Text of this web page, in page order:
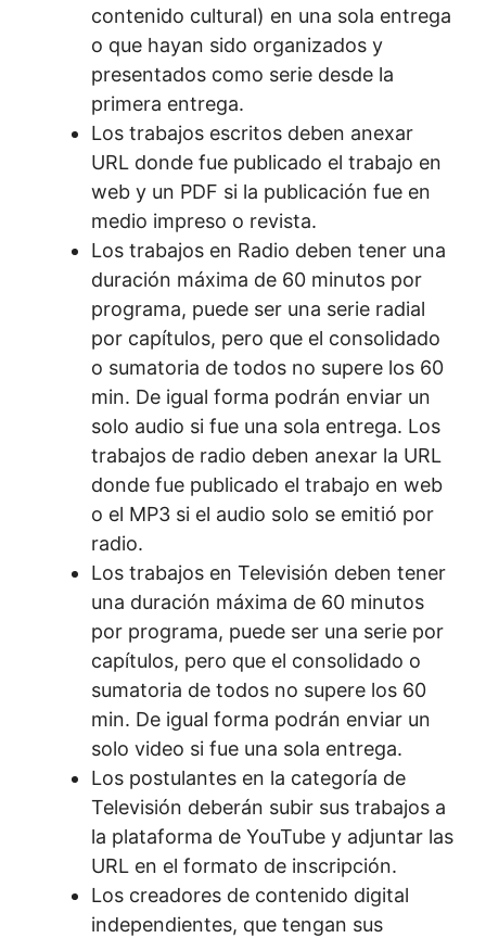
contenido cultural) en una sola entrega
o que hayan sido organizados y
presentados como serie desde la
primera entrega.
Los trabajos escritos deben anexar
URL donde fue publicado el trabajo en
web y un PDF si la publicación fue en
medio impreso o revista.
Los trabajos en Radio deben tener una
duración máxima de 60 minutos por
programa, puede ser una serie radial
por capítulos, pero que el consolidado
o sumatoria de todos no supere los 60
min. De igual forma podrán enviar un
solo audio si fue una sola entrega. Los
trabajos de radio deben anexar la URL
donde fue publicado el trabajo en web
o el MP3 si el audio solo se emitió por
radio.
Los trabajos en Televisión deben tener
una duración máxima de 60 minutos
por programa, puede ser una serie por
capítulos, pero que el consolidado o
sumatoria de todos no supere los 60
min. De igual forma podrán enviar un
solo video si fue una sola entrega.
Los postulantes en la categoría de
Televisión deberán subir sus trabajos a
la plataforma de YouTube y adjuntar las
URL en el formato de inscripción.
Los creadores de contenido digital
independientes, que tengan sus